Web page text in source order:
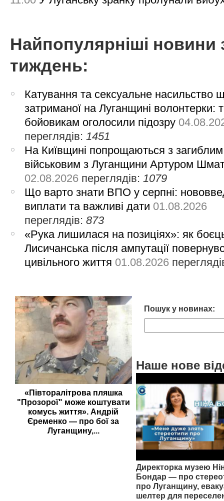
Найпопулярніші новини
тиждень:
Катування та сексуальне насильство
затриманої на Луганщині волонтерки:
бойовикам оголосили підозру
переглядів:1451
На Київщині попрощаються з загиблим
військовим з Луганщини Артуром
02.08.2026 переглядів:1079
Що варто знати ВПО у серпні:
виплати та важливі дати 01.08.2026
переглядів:873
«Рука лишилася на позиціях»: як
Лисичанська після ампутації
цивільного життя 01.08.2026
«Півторалітрова пляшка
"Прозорої" може коштувати
комусь життя». Андрій
Єременко — про бої за
Луганщину,...
Пошук у новинах:
Наше нове
Директорка музею
Бондар — про
про Луганщину,
шелтер для